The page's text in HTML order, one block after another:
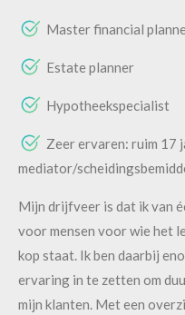
Master financial
Estate planner
Hypotheekspecialist
Zeer ervaren: ruim 17
mediator/
Mijn drijfveer is dat ik van
voor mensen voor wie het
kop staat. Ik ben daarbij
ervaring in te zetten om
mijn klanten. Met een